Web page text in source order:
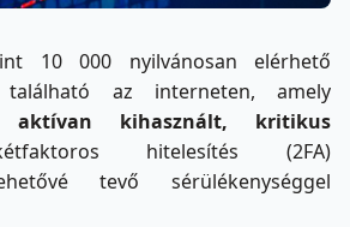
10 000 nyilvánosan elérhető
található az interneten, amely
aktívan kihasznált, kritikus
hitelesítés (2FA)
tevő sérülékenységgel